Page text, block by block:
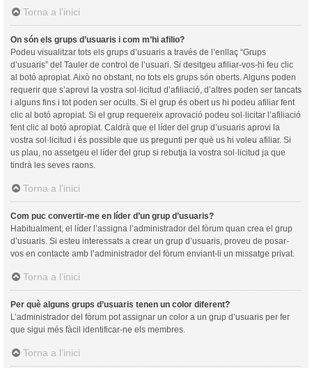
Torna a l’inici
On són els grups d’usuaris i com m’hi afilio?
Podeu visualitzar tots els grups d’usuaris a través de l’enllaç “Grups
d’usuaris” del Tauler de control de l’usuari. Si desitgeu afiliar-vos-hi feu clic
al botó apropiat. Això no obstant, no tots els grups són oberts. Alguns poden
requerir que s’aprovi la vostra sol·licitud d’afiliació, d’altres poden ser tancats
i alguns fins i tot poden ser ocults. Si el grup és obert us hi podeu afiliar fent
clic al botó apropiat. Si el grup requereix aprovació podeu sol·licitar l’afiliació
fent clic al botó apropiat. Caldrà que el líder del grup d’usuaris aprovi la
vostra sol·licitud i és possible que us pregunti per què us hi voleu afiliar. Si
us plau, no assetgeu el líder del grup si rebutja la vostra sol·licitud ja que
tindrà les seves raons.
Torna a l’inici
Com puc convertir-me en líder d’un grup d’usuaris?
Habitualment, el líder l’assigna l’administrador del fòrum quan crea el grup
d’usuaris. Si esteu interessats a crear un grup d’usuaris, proveu de posar-
vos en contacte amb l’administrador del fòrum enviant-li un missatge privat.
Torna a l’inici
Per què alguns grups d’usuaris tenen un color diferent?
L’administrador del fòrum pot assignar un color a un grup d’usuaris per fer
que sigui més fàcil identificar-ne els membres.
Torna a l’inici